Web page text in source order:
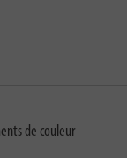
de couleur